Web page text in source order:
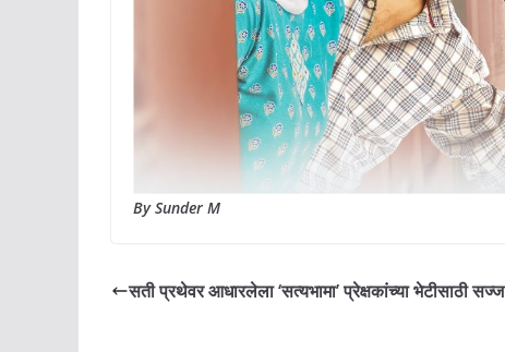
By Sunder M
सती प्रथेवर आधारलेला ‘सत्यभामा’ प्रेक्षकांच्या भेटीसाठी सज्ज